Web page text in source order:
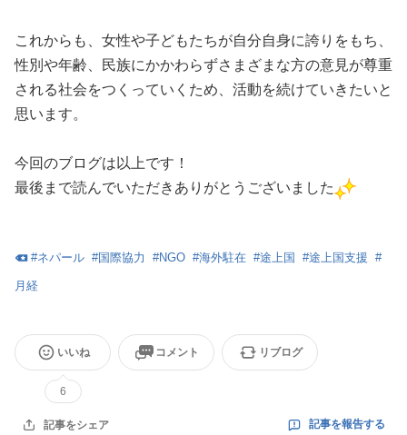
これからも、女性や子どもたちが自分自身に誇りをもち、
性別や年齢、民族にかかわらずさまざまな方の意見が尊重
される社会をつくっていくため、活動を続けていきたいと
思います。
今回のブログは以上です！
最後まで読んでいただきありがとうございました
#ネパール #国際協力 #NGO #海外駐在 #途上国 #途上国支援 #
月経
いいね
6
コメント リブログ
記事をシェア 記事を報告する